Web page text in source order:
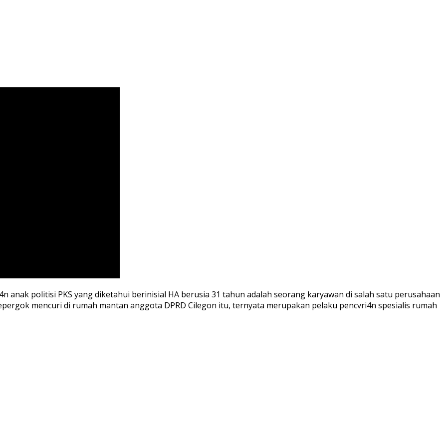
anak politisi PKS yang diketahui berinisial HA berusia 31 tahun adalah seorang karyawan di salah satu perusahaan
mencuri di rumah mantan anggota DPRD Cilegon itu, ternyata merupakan pelaku pencvri4n spesialis rumah